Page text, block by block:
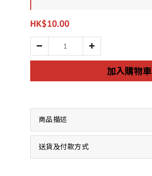
HK$10.00
加入購物車
商品描述
送貨及付款方式